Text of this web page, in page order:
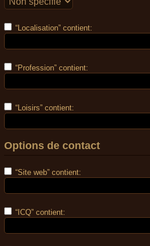
“Localisation” contient:
“Profession” contient:
“Loisirs” contient:
Options de contact
“Site web” contient:
“ICQ” contient: